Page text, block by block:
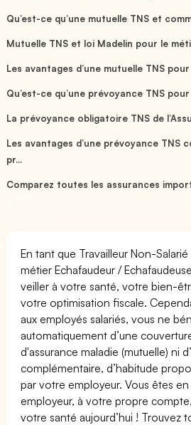
Qu’est-ce qu’une mutuelle TNS et
Mutuelle TNS et loi Madelin pour le
Les avantages d’une mutuelle TNS
Qu’est-ce qu’une prévoyance TNS
La prévoyance obligatoire TNS de
Les avantages d’une prévoyance TNS
pr...
Comparez toutes les assurances
En tant que Travailleur Non-
métier Echafaudeur /
veiller à votre santé, votre bien-
votre optimisation fiscale.
aux employés salariés, vous ne
automatiquement d’une
d'assurance maladie (mutuelle) ni
complémentaire, d’habitude
par votre employeur. Vous êtes
employeur, à votre propre
votre santé aujourd’hui ! Trouvez